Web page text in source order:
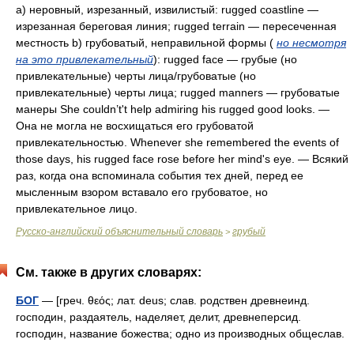
a) неровный, изрезанный, извилистый: rugged coastline —
изрезанная береговая линия; rugged terrain — пересеченная
местность b) грубоватый, неправильной формы ( но несмотря
на это привлекательный): rugged face — грубые (но
привлекательные) черты лица/грубоватые (но
привлекательные) черты лица; rugged manners — грубоватые
манеры She couldn’t't help admiring his rugged good looks. —
Она не могла не восхищаться его грубоватой
привлекательностью. Whenever she remembered the events of
those days, his rugged face rose before her mind's eye. — Всякий
раз, когда она вспоминала события тех дней, перед ее
мысленным взором вставало его грубоватое, но
привлекательное лицо.
Русско-английский объяснительный словарь > грубый
См. также в других словарях:
БОГ — [греч. θεός; лат. deus; слав. родствен древнеинд.
господин, раздаятель, наделяет, делит, древнеперсид.
господин, название божества; одно из производных общеслав.